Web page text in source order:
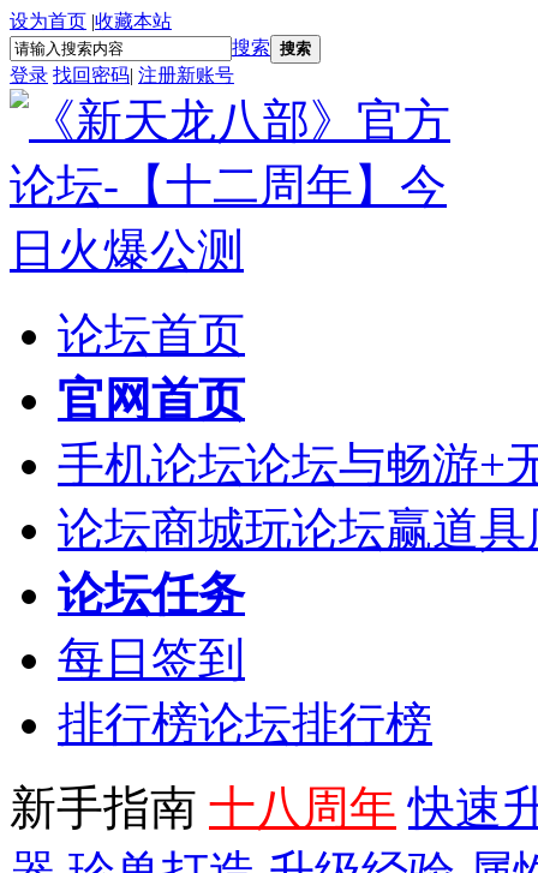
设为首页 |收藏本站
搜索 搜索
登录 找回密码| 注册新账号
论坛首页
官网首页
手机论坛论坛与畅游+
论坛商城玩论坛赢道具
论坛任务
每日签到
排行榜论坛排行榜
新手指南 十八周年 快速